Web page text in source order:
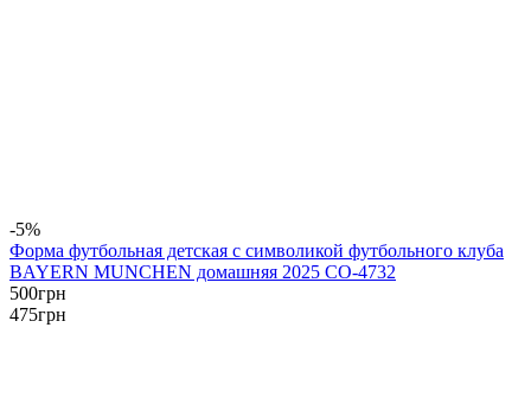
-5%
Форма футбольная детская с символикой футбольного клуба
BAYERN MUNCHEN домашняя 2025 CO-4732
500грн
475грн